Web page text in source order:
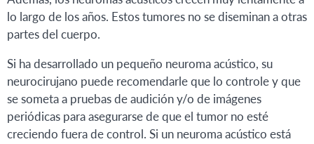
lo largo de los años. Estos tumores no se diseminan a otras
partes del cuerpo.
Si ha desarrollado un pequeño neuroma acústico, su
neurocirujano puede recomendarle que lo controle y que
se someta a pruebas de audición y/o de imágenes
periódicas para asegurarse de que el tumor no esté
creciendo fuera de control. Si un neuroma acústico está